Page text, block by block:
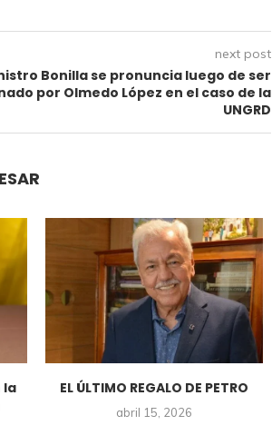
next post
Bonilla se pronuncia luego de ser
por Olmedo López en el caso de la
UNGRD
la
EL ÚLTIMO REGALO DE PETRO
abril 15, 2026